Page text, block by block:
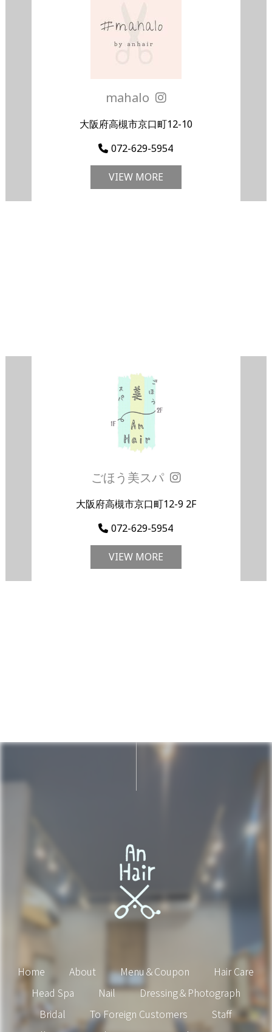
mahalo
大阪府高槻市京口町12-10
072-629-5954
VIEW MORE
ごほう美スパ
大阪府高槻市京口町12-9 2F
072-629-5954
VIEW MORE
Home About Menu＆Coupon
Hair Care
Head Spa
Nail
Dressing＆Photograph
Bridal
To Foreign Customers
Staff